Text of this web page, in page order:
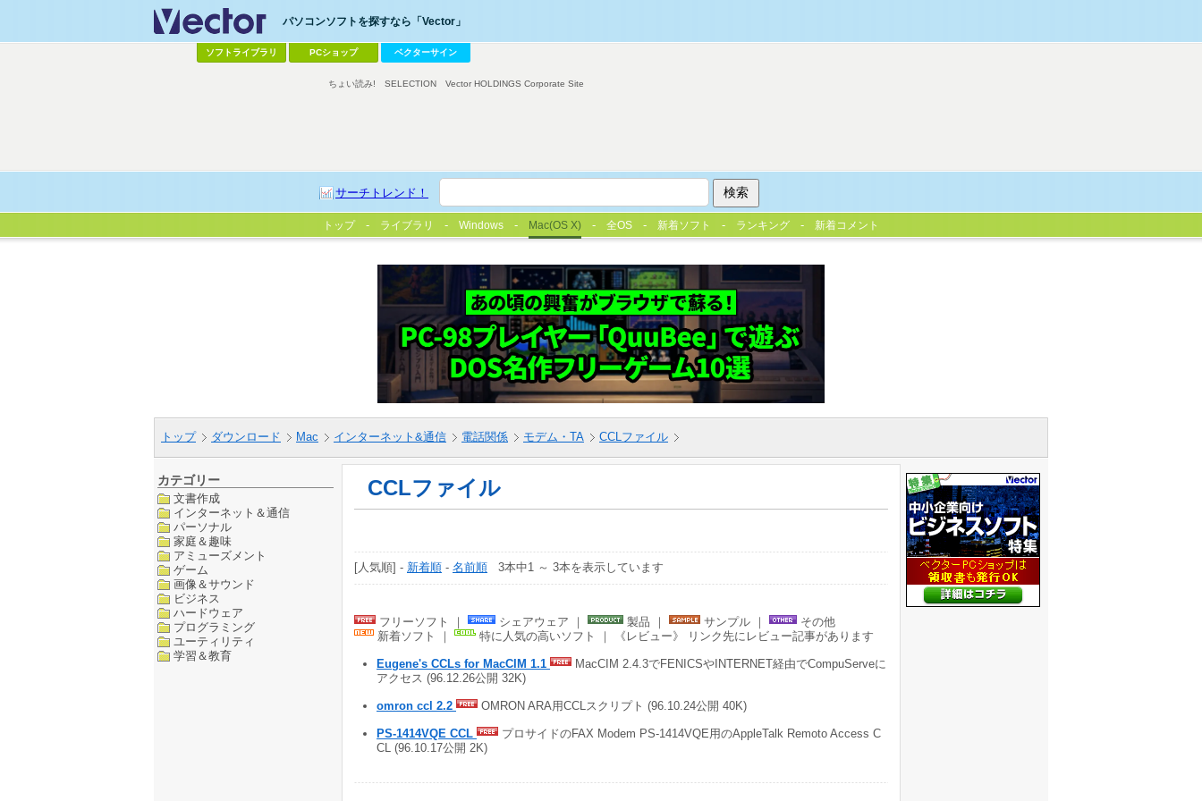
パソコンソフトを探すなら「Vector」
ソフトライブラリ PCショップ ベクターサイン
サーチトレンド！
ちょい読み! SELECTION Vector HOLDINGS Corporate Site
トップ ライブラリ Windows Mac(OS X) 全OS 新着ソフト ランキング 新着コメント
トップ ダウンロード Mac インターネット&通信 電話関係 モデム・TA CCLファイル
カテゴリー
文書作成
インターネット＆通信
パーソナル
家庭＆趣味
アミューズメント
ゲーム
画像＆サウンド
ビジネス
ハードウェア
プログラミング
ユーティリティ
学習＆教育
CCLファイル
[人気順] - 新着順 - 名前順 3本中1 ～ 3本を表示しています
フリーソフト ｜ シェアウェア ｜ 製品 ｜ サンプル ｜
その他
新着ソフト ｜
特に人気の高いソフト ｜ 《レビュー》 リンク先にレビュー記事があります
Eugene's CCLs for MacCIM 1.1
MacCIM 2.4.3でFENICSやINTERNET経由でCompuServeに
アクセス (96.12.26公開 32K)
omron ccl 2.2 OMRON ARA用CCLスクリプト (96.10.24公開 40K)
PS-1414VQE CCL
プロサイドのFAX Modem PS-1414VQE用のAppleTalk Remoto Access C
CL (96.10.17公開 2K)